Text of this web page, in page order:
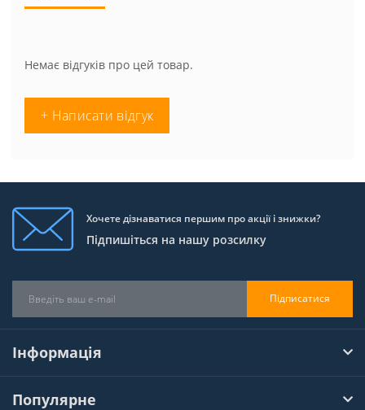
Немає відгуків про цей товар.
+ Написати відгук
Хочете дізнаватися першим про акції і знижки?
Підпишіться на нашу розсилку
Підписатися
Інформація
Популярне